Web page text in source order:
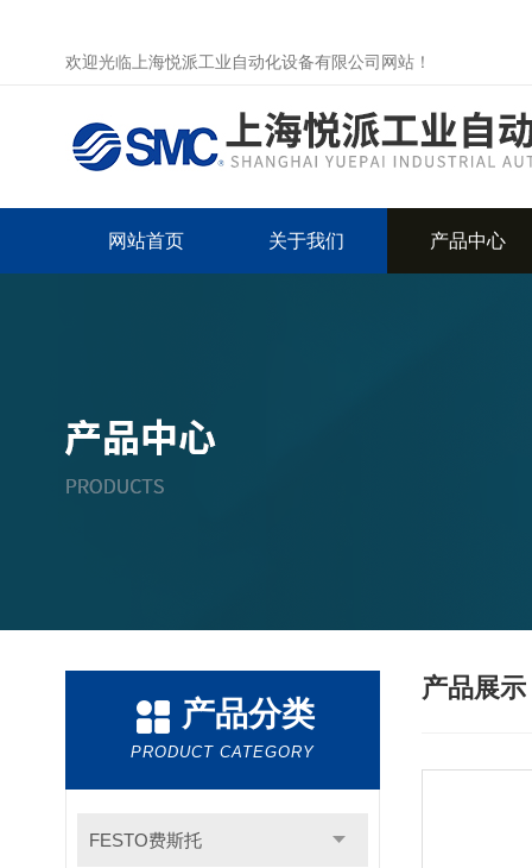
欢迎光临上海悦派工业自动化设备有限公司网站！
网站首页 关于我们 产品中心
产品分类
PRODUCT CATEGORY
FESTO费斯托
产品展示